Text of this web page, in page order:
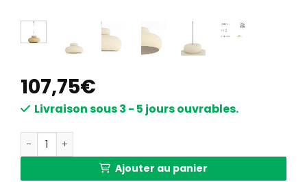
107,75€
Livraison sous 3 - 5 jours ouvrables.
quantité de Suspension ronde jaune au design ludique
Ajouter au panier